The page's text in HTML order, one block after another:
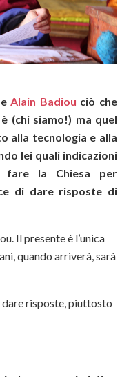
Alain Badiou ciò che
(chi siamo!) ma quel
alla tecnologia e alla
lei quali indicazioni
fare la Chiesa per
di dare risposte di
Il presente è l’unica
quando arriverà, sarà
dare risposte, piuttosto